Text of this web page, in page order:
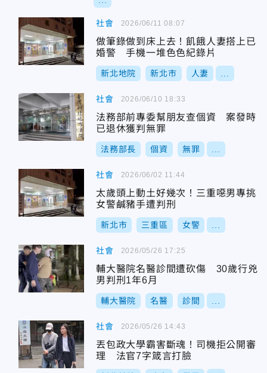
社會
做筆錄做到床上去！飢餓人妻搭上已
婚警 手機一堆色色紀錄片
新北地院 新北市 人妻
2026/06/11 08:07
社會
法務部前專委幫朋友查個資 案發時
已退休獲判無罪
法務部長 個資 無罪
2026/06/10 18:33
社會
太歲頭上動土好幾次！三重噁男專挑
女警鹹豬手遭判刑
新北市 三重區 女警
2026/06/02 11:44
社會
輔大醫院名醫診間遭砍傷 30歲行兇
男判刑1年6月
輔大醫院 名醫 診間
2026/05/26 17:25
社會
丟包政大學霸害斷魂！司機拒公開審
理 法官7字箴言打臉
2026/05/26 14:43